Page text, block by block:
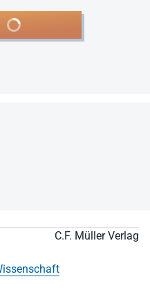
C.F. Müller Verlag
Warenkorb